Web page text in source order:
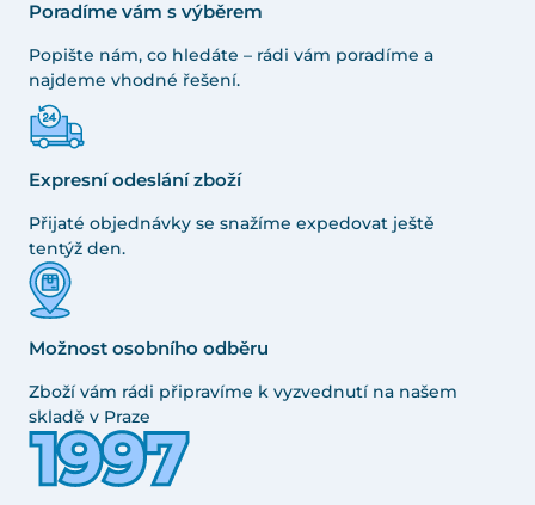
Poradíme vám s výběrem
Popište nám, co hledáte – rádi vám poradíme a
najdeme vhodné řešení.
Expresní odeslání zboží
Přijaté objednávky se snažíme expedovat ještě
tentýž den.
Možnost osobního odběru
Zboží vám rádi připravíme k vyzvednutí na našem
skladě v Praze